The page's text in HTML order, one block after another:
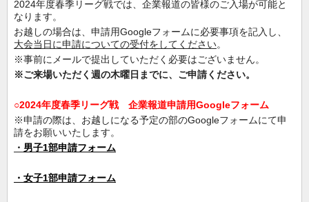
2024年度春季リーグ戦では、企業報道の皆様のご入場が可能と
なります。
お越しの場合は、申請用Googleフォームに必要事項を記入し、
大会当日に申請についての受付をしてください。
※事前にメールで提出していただく必要はございません。
※ご来場いただく週の木曜日までに、ご申請ください。
○2024年度春季リーグ戦 企業報道申請用Googleフォーム
※申請の際は、お越しになる予定の部のGoogleフォームにて申
請をお願いいたします。
・ 男子1部申請フォーム
・女子1部申請フォーム